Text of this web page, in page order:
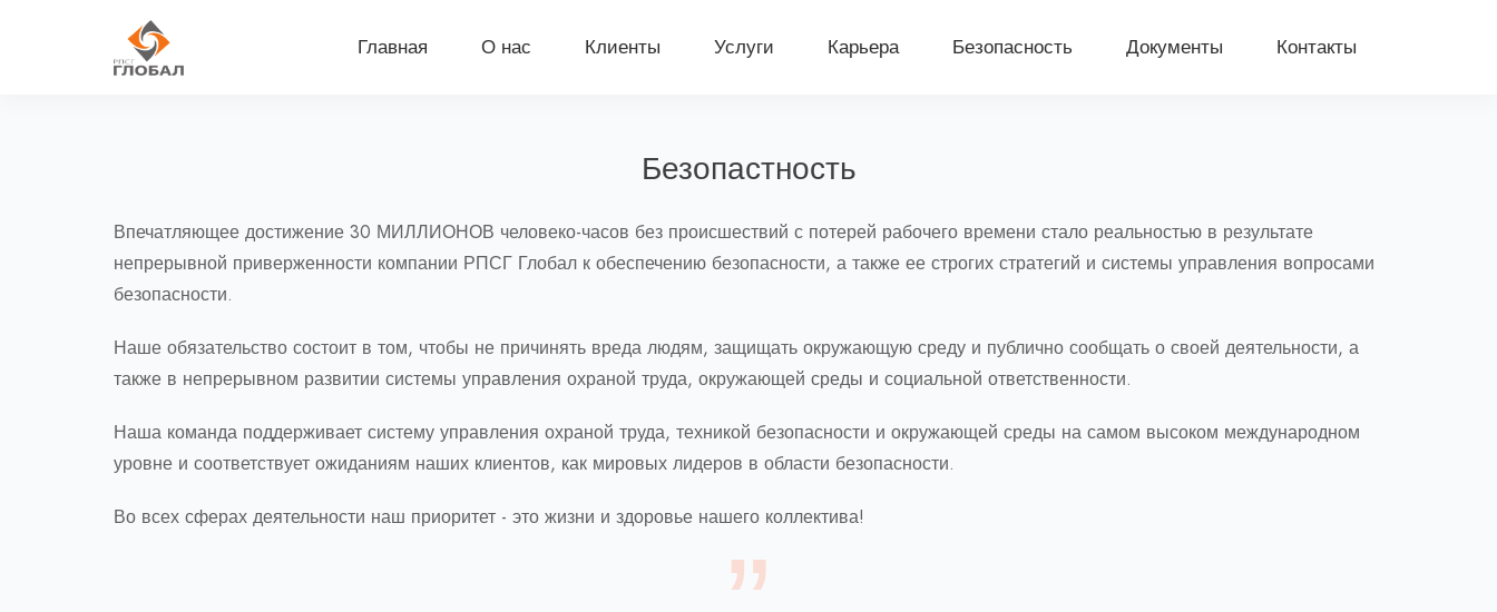
Главная О нас Клиенты Услуги Карьера Безопасность Документы Контакты
Безопастность
Впечатляющее достижение 30 МИЛЛИОНОВ человеко-часов без происшествий с потерей рабочего времени стало реальностью в результате
непрерывной приверженности компании РПСГ Глобал к обеспечению безопасности, а также ее строгих стратегий и системы управления вопросами
безопасности.
Наше обязательство состоит в том, чтобы не причинять вреда людям, защищать окружающую среду и публично сообщать о своей деятельности, а
также в непрерывном развитии системы управления охраной труда, окружающей среды и социальной ответственности.
Наша команда поддерживает систему управления охраной труда, техникой безопасности и окружающей среды на самом высоком международном
уровне и соответствует ожиданиям наших клиентов, как мировых лидеров в области безопасности.
Во всех сферах деятельности наш приоритет - это жизни и здоровье нашего коллектива!